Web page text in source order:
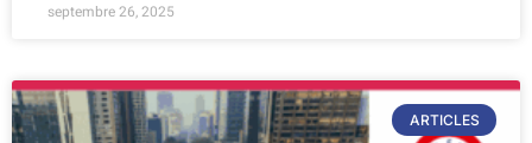
septembre 26, 2025
ARTICLES